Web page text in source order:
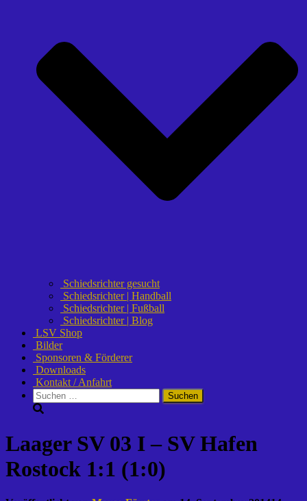
Schiedsrichter gesucht
Schiedsrichter | Handball
Schiedsrichter | Fußball
Schiedsrichter | Blog
LSV Shop
Bilder
Sponsoren & Förderer
Downloads
Kontakt / Anfahrt
Suchen
nach:
Laager SV 03 I – SV Hafen
Rostock 1:1 (1:0)